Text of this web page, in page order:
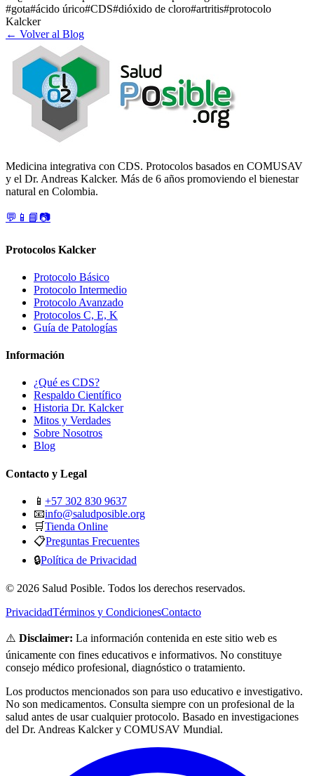
#gota#ácido úrico#CDS#dióxido de cloro#artritis#protocolo
Kalcker
← Volver al Blog
Medicina integrativa con CDS. Protocolos basados en COMUSAV
y el Dr. Andreas Kalcker. Más de 6 años promoviendo el bienestar
natural en Colombia.
💬 📱 📘📷
Protocolos Kalcker
Protocolo Básico
Protocolo Intermedio
Protocolo Avanzado
Protocolos C, E, K
Guía de Patologías
Información
¿Qué es CDS?
Respaldo Científico
Historia Dr. Kalcker
Mitos y Verdades
Sobre Nosotros
Blog
Contacto y Legal
📱 +57 302 830 9637
📧info@saludposible.org
🛒Tienda Online
📋Preguntas Frecuentes
🔒Política de Privacidad
© 2026 Salud Posible. Todos los derechos reservados.
PrivacidadTérminos y CondicionesContacto
⚠️ Disclaimer: La información contenida en este sitio web es
únicamente con fines educativos e informativos. No constituye
consejo médico profesional, diagnóstico o tratamiento.
Los productos mencionados son para uso educativo e investigativo.
No son medicamentos. Consulta siempre con un profesional de la
salud antes de usar cualquier protocolo. Basado en investigaciones
del Dr. Andreas Kalcker y COMUSAV Mundial.